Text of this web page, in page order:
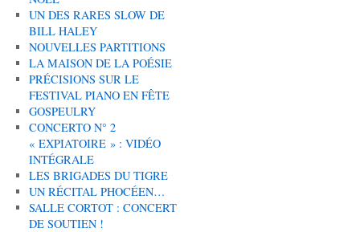
UN DES RARES SLOW DE
BILL HALEY
NOUVELLES PARTITIONS
LA MAISON DE LA POÉSIE
PRÉCISIONS SUR LE
FESTIVAL PIANO EN FÊTE
GOSPEULRY
CONCERTO N° 2
« EXPIATOIRE » : VIDÉO
INTÉGRALE
LES BRIGADES DU TIGRE
UN RÉCITAL PHOCÉEN…
SALLE CORTOT : CONCERT
DE SOUTIEN !